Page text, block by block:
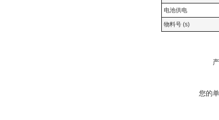
电池供电
物料号 (s)
您的